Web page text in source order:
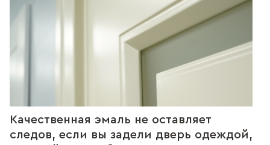
Качественная эмаль не оставляет
следов, если вы задели дверь одеждой,